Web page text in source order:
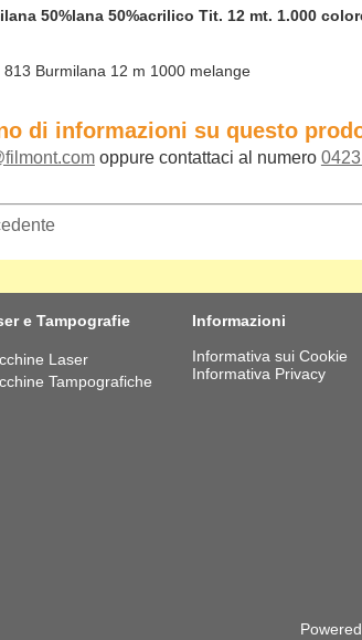
50%lana 50%acrilico Tit. 12 mt. 1.000
813 Burmilana 12 m 1000 melange
di informazioni su questo
oppure contattaci al numero
e Tampografie
Laser
Tampografiche
Informazioni
Informativa sui Cookie
Informativa Privacy